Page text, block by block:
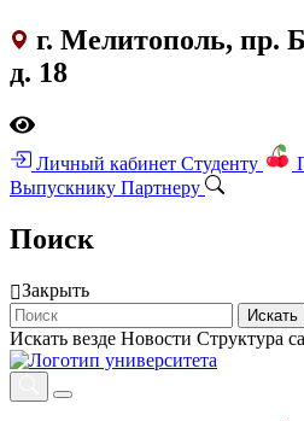
г. Мелитополь, пр.
д. 18
Личный кабинет Студенту
Выпускнику Партнеру
Поиск
Закрыть
Искать
Искать везде Новости Структура